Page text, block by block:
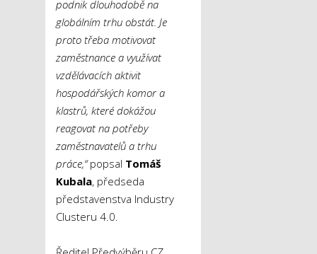
podnik dlouhodobě na
globálním trhu obstát. Je
proto třeba motivovat
zaměstnance a využívat
vzdělávacích aktivit
hospodářských komor a
klastrů, které dokážou
reagovat na potřeby
zaměstnavatelů a trhu
práce,“popsal Tomáš
Kubala, předseda
představenstva Industry
Clusteru 4.0.